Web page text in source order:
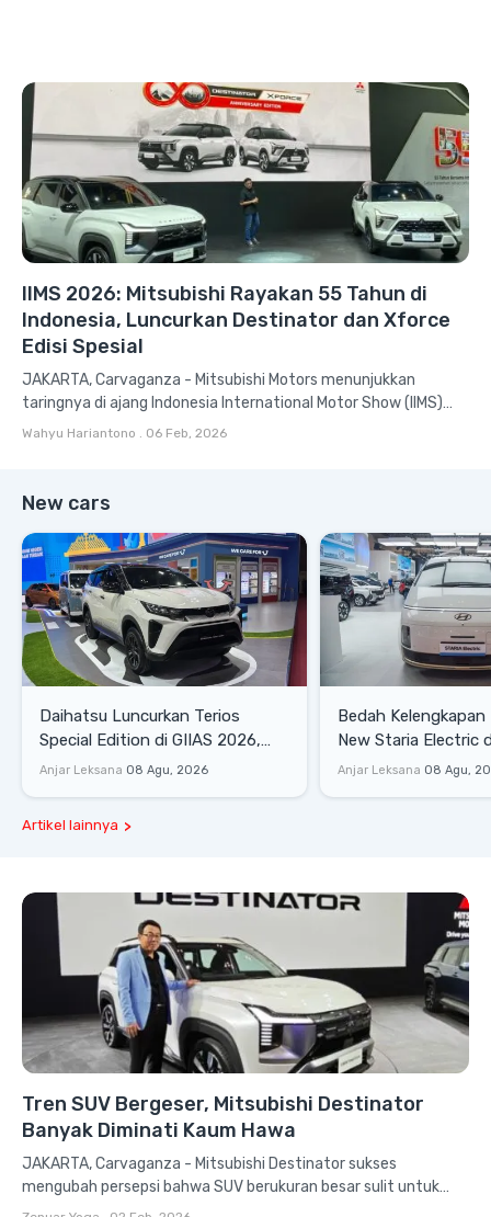
IIMS 2026: Mitsubishi Rayakan 55 Tahun di
Indonesia, Luncurkan Destinator dan Xforce
Edisi Spesial
JAKARTA, Carvaganza - Mitsubishi Motors menunjukkan
taringnya di ajang Indonesia International Motor Show (IIMS)
2026 yang digelar di JIExpo Kemayoran...
Wahyu Hariantono . 06 Feb, 2026
New cars
Daihatsu Luncurkan Terios
Special Edition di GIIAS 2026,
Stok Terbatas
Anjar Leksana 08 Agu, 2026
Bedah Kelengkapan
New Staria Electric
yang Dikenalkan di
Anjar Leksana 08 Agu,
Artikel lainnya
Tren SUV Bergeser, Mitsubishi Destinator
Banyak Diminati Kaum Hawa
JAKARTA, Carvaganza - Mitsubishi Destinator sukses
mengubah persepsi bahwa SUV berukuran besar sulit untuk
dikuasai. Meski hadir sebagai SUV keluarga...